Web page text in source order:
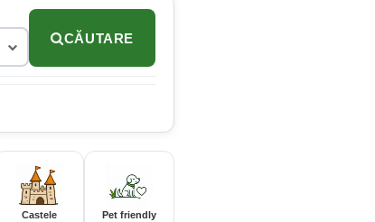
CĂUTARE
Castele Pet friendly